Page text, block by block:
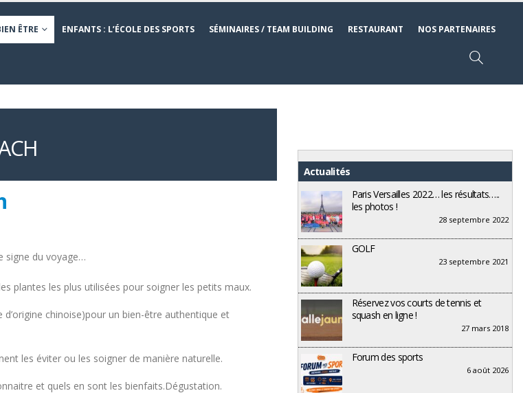
ÊTRE ENFANTS : L’ÉCOLE DES SPORTS SÉMINAIRES / TEAM BUILDING RESTAURANT NOS PARTENAIRES
signe du voyage…
plantes les plus utilisées pour soigner les petits maux.
chinoise)pour un bien-être authentique et
les éviter ou les soigner de manière naturelle.
et quels en sont les bienfaits.Dégustation.
Actualités
Paris Versailles 2022… les résultats…..
les photos !
28 septembre 2022
GOLF
23 septembre 2021
Réservez vos courts de tennis et
squash en ligne !
27 mars 2018
Forum des sports
6 août 2026